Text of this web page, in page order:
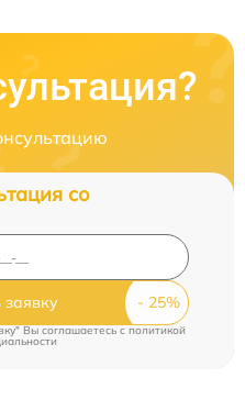
со
заявку
Вы соглашаетесь c политикой